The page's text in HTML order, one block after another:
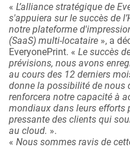
« L’alliance stratégique de
s'appuiera sur le succès de
notre plateforme
(SaaS) multi-locataire », a
EveryonePrint. « Le succès
prévisions, nous avons
au cours des 12 derniers
donne la possibilité de nous
renforcera notre capacité à
mondiaux dans leurs efforts
pressante des clients qui
au cloud. ».
« Nous sommes ravis de